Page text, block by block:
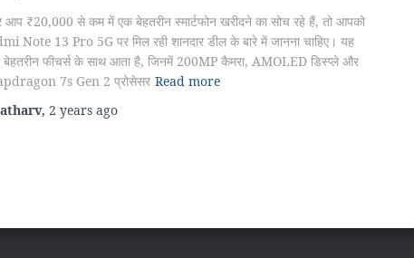
आप ₹20,000 से कम में एक बेहतरीन स्मार्टफोन खरीदने का सोच रहे हैं, तो आपको
Note 13 Pro 5G पर मिल रही शानदार डील के बारे में जानना चाहिए। यह
बेहतरीन फीचर्स के साथ आता है, जिनमें 200MP कैमरा, AMOLED डिस्प्ले और
7s Gen 2 प्रोसेसर Read more
atharv, 2 years ago